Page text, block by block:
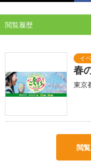
閲覧履歴
春
東京
閲